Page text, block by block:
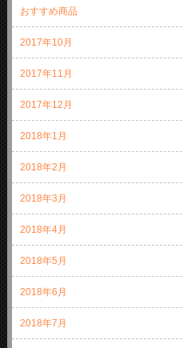
おすすめ商品
2017年10月
2017年11月
2017年12月
2018年1月
2018年2月
2018年3月
2018年4月
2018年5月
2018年6月
2018年7月